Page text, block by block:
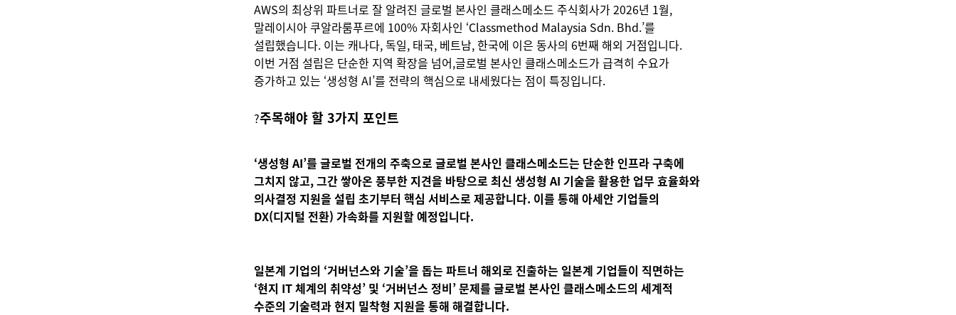
AWS의 최상위 파트너로 잘 알려진 글로벌 본사인 클래스메소드 주식회사가 2026년 1월,
말레이시아 쿠알라룸푸르에 100% 자회사인 ‘Classmethod Malaysia Sdn. Bhd.’를
설립했습니다. 이는 캐나다, 독일, 태국, 베트남, 한국에 이은 동사의 6번째 해외 거점입니다.
이번 거점 설립은 단순한 지역 확장을 넘어,글로벌 본사인 클래스메소드가 급격히 수요가
증가하고 있는 ‘생성형 AI’를 전략의 핵심으로 내세웠다는 점이 특징입니다.
?주목해야 할 3가지 포인트
‘생성형 AI’를 글로벌 전개의 주축으로 글로벌 본사인 클래스메소드는 단순한 인프라 구축에
그치지 않고, 그간 쌓아온 풍부한 지견을 바탕으로 최신 생성형 AI 기술을 활용한 업무 효율화와
의사결정 지원을 설립 초기부터 핵심 서비스로 제공합니다. 이를 통해 아세안 기업들의
DX(디지털 전환) 가속화를 지원할 예정입니다.
일본계 기업의 ‘거버넌스와 기술’을 돕는 파트너 해외로 진출하는 일본계 기업들이 직면하는
‘현지 IT 체계의 취약성’ 및 ‘거버넌스 정비’ 문제를 글로벌 본사인 클래스메소드의 세계적
수준의 기술력과 현지 밀착형 지원을 통해 해결합니다.